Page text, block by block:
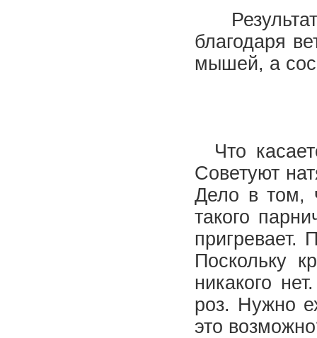
благодаря
мышей, а
Что
Советуют
Дело в том,
такого
пригревает.
Поскольку
никакого
роз. Нужно
это